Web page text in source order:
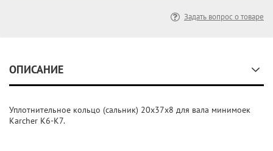
Задать вопрос о товаре
ОПИСАНИЕ
Уплотнительное кольцо (сальник) 20х37х8 для вала минимоек
Karcher K6-K7.